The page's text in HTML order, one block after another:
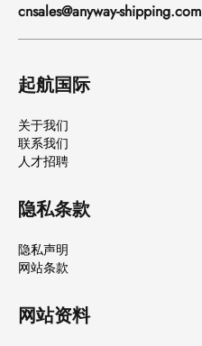
cnsales@anyway-shipping.com
起航国际
关于我们
联系我们
人才招聘
隐私条款
隐私声明
网站条款
网站资料